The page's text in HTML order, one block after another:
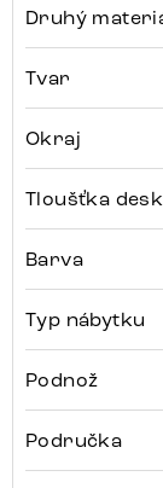
Druhý
Tvar
Okraj
Tloušťka
Barva
Typ nábytku
Podnož
Područka